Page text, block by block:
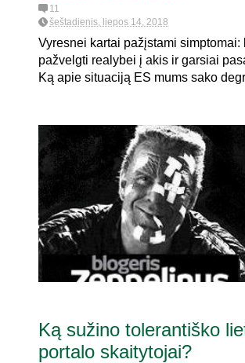
11
šeštadienis, liepos 14, 2018
Vyresnei kartai pažįstami simptomai:
pažvelgti realybei į akis ir garsiai
Ką apie situaciją ES mums sako
Ką sužino tolerantiško
portalo skaitytojai?